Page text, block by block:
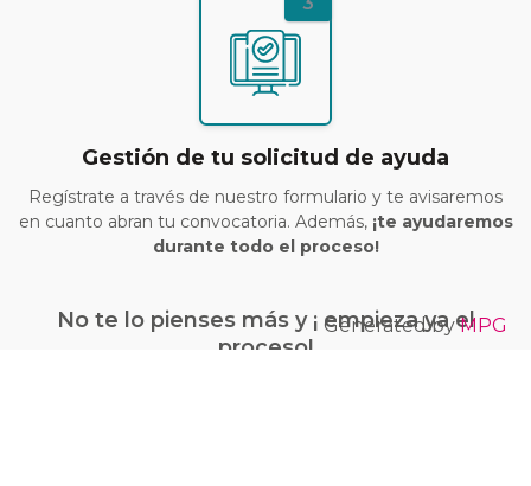
Gestión de tu solicitud de ayuda
Regístrate a través de nuestro formulario y te avisaremos
en cuanto abran tu convocatoria. Además,¡te ayudaremos
durante todo el proceso!
No te lo pienses más y ¡ empieza ya el
proceso!
Generated byMPG